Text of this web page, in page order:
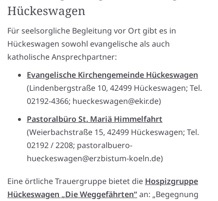
Hückeswagen
Für seelsorgliche Begleitung vor Ort gibt es in
Hückeswagen sowohl evangelische als auch
katholische Ansprechpartner:
Evangelische Kirchengemeinde Hückeswagen
(Lindenbergstraße 10, 42499 Hückeswagen; Tel.
02192-4366; hueckeswagen@ekir.de)
Pastoralbüro St. Mariä Himmelfahrt
(Weierbachstraße 15, 42499 Hückeswagen; Tel.
02192 / 2208; pastoralbuero-
hueckeswagen@erzbistum-koeln.de)
Eine örtliche Trauergruppe bietet die Hospizgruppe
Hückeswagen „Die Weggefährten“an: „Begegnung